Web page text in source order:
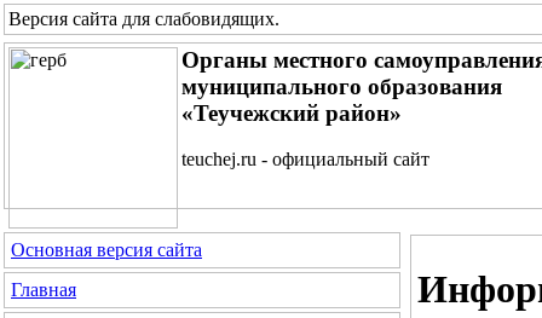
Версия сайта для слабовидящих.
Органы местного
муниципального образования
«Теучежский район»
teuchej.ru - официальный сайт
Основная версия сайта
Главная